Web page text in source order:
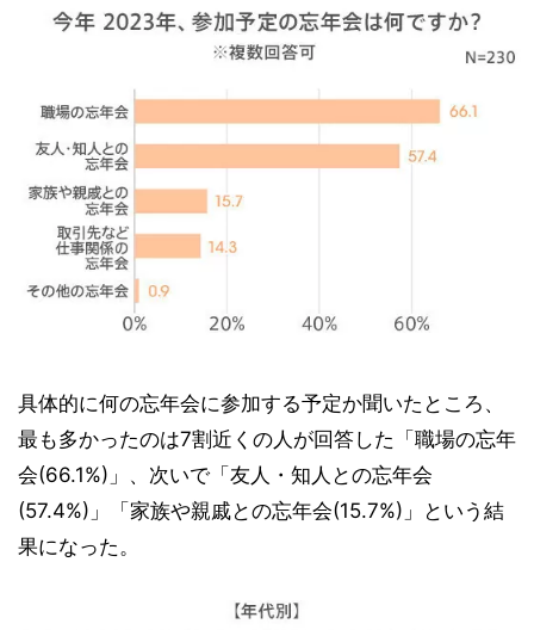
具体的に何の忘年会に参加する予定か聞いたところ、
最も多かったのは7割近くの人が回答した「職場の忘年
会(66.1%)」、次いで「友人・知人との忘年会
(57.4%)」「家族や親戚との忘年会(15.7%)」という結
果になった。